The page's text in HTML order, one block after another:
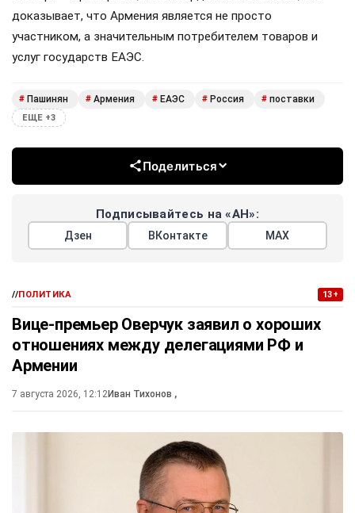
доказывает, что Армения является не просто
участником, а значительным потребителем товаров и
услуг государств ЕАЭС.
# Пашинян # Армения # ЕАЭС # Россия # поставки
ЕЩЕ +3
Поделиться
Подписывайтесь на «АН»:
Дзен ВКонтакте МАХ
//ПОЛИТИКА 13+
Вице-премьер Оверчук заявил о хороших
отношениях между делегациями РФ и
Армении
7 августа 2026, 12:12Иван Тихонов ,